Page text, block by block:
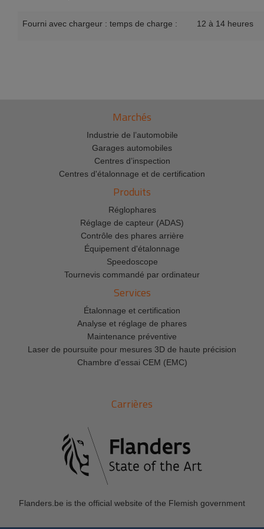
Fourni avec chargeur : temps de charge : 12 à 14 heures
Marchés
Industrie de l’automobile
Garages automobiles
Centres d’inspection
Centres d'étalonnage et de certification
Produits
Réglophares
Réglage de capteur (ADAS)
Contrôle des phares arrière
Équipement d'étalonnage
Speedoscope
Tournevis commandé par ordinateur
Services
Étalonnage et certification
Analyse et réglage de phares
Maintenance préventive
Laser de poursuite pour mesures 3D de haute précision
Chambre d'essai CEM (EMC)
Carrières
Flanders.be is the official website of the Flemish government